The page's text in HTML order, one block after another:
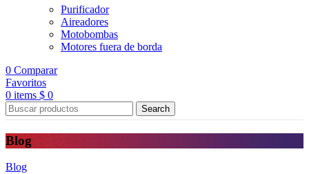
Purificador
Aireadores
Motobombas
Motores fuera de borda
0 Comparar
Favoritos
0 items $ 0
Search
Blog
Blog